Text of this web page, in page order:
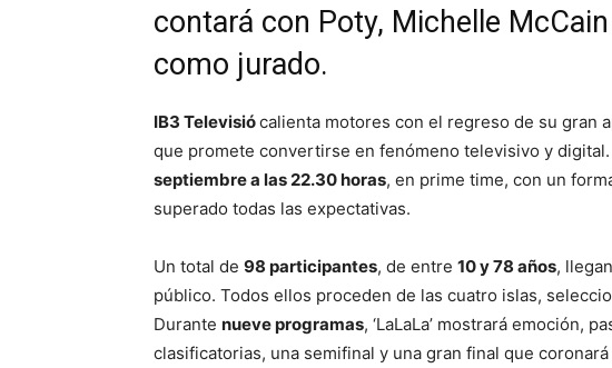
contará con Poty, Michelle
como jurado.
IB3 Televisiócalienta motores con el regreso de su gran
que promete convertirse en fenómeno televisivo y
septiembre a las 22.30 horas, en prime time, con un
superado todas las expectativas.
Un total de 98 participantes, de entre 10 y 78 años,
público. Todos ellos proceden de las cuatro islas,
Durante nueve programas, ‘LaLaLa’ mostrará emoción,
clasificatorias, una semifinal y una gran final que coronará